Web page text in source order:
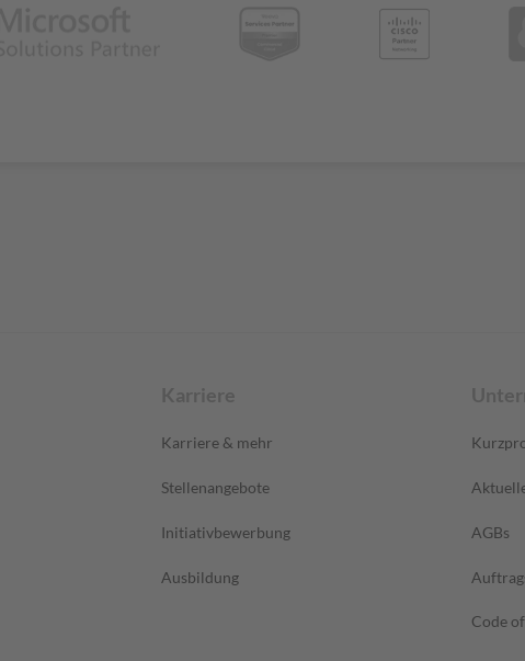
Karriere
Karriere & mehr
Stellenangebote
Initiativbewerbung
Ausbildung
AGBs
Code